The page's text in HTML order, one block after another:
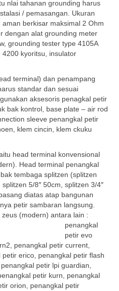
nlai tahanan grounding harus
/ pemasangan. Ukuran
berkisar maksimal 2 Ohm
dengan alat grounding meter
grounding tester type 4105A
kyoritsu, insulator
terminal) dan penampang
standar dan sesuai
aksesoris penagkal petir
bak kontrol, base plate – air rod
sleeve penangkal petir
klem cincin, klem ckuku
head terminal konvensional
Head terminal penangkal
tembaga splitzen (splitzen
5/8″ 50cm, splitzen 3/4″
diatas atap bangunan
petir sambaran langsung.
(modern) antara lain :
penangkal
petir evo
penangkal petir current,
erico, penangkal petir flash
petir lpi guardian,
petir kurn, penangkal
orion, penangkal petir